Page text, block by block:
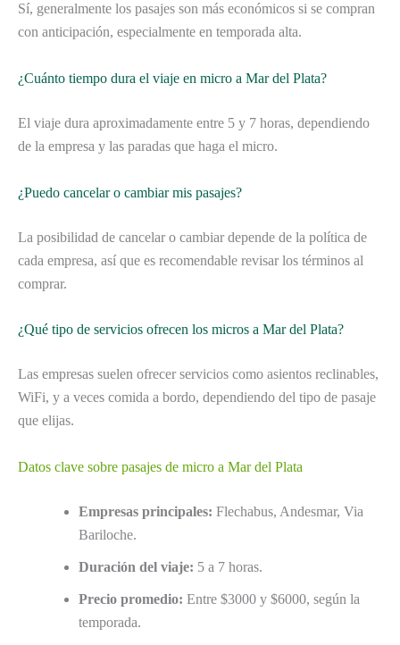
Sí, generalmente los pasajes son más económicos si se compran
con anticipación, especialmente en temporada alta.
¿Cuánto tiempo dura el viaje en micro a Mar del Plata?
El viaje dura aproximadamente entre 5 y 7 horas, dependiendo
de la empresa y las paradas que haga el micro.
¿Puedo cancelar o cambiar mis pasajes?
La posibilidad de cancelar o cambiar depende de la política de
cada empresa, así que es recomendable revisar los términos al
comprar.
¿Qué tipo de servicios ofrecen los micros a Mar del Plata?
Las empresas suelen ofrecer servicios como asientos reclinables,
WiFi, y a veces comida a bordo, dependiendo del tipo de pasaje
que elijas.
Datos clave sobre pasajes de micro a Mar del Plata
Empresas principales: Flechabus, Andesmar, Via
Bariloche.
Duración del viaje: 5 a 7 horas.
Precio promedio: Entre $3000 y $6000, según la
temporada.